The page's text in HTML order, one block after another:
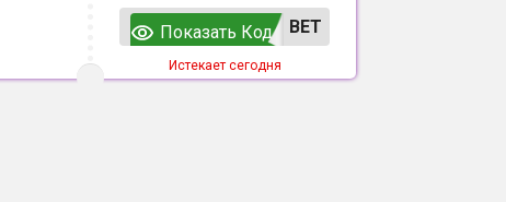
ВЕТ
Показать Код
Истекает сегодня